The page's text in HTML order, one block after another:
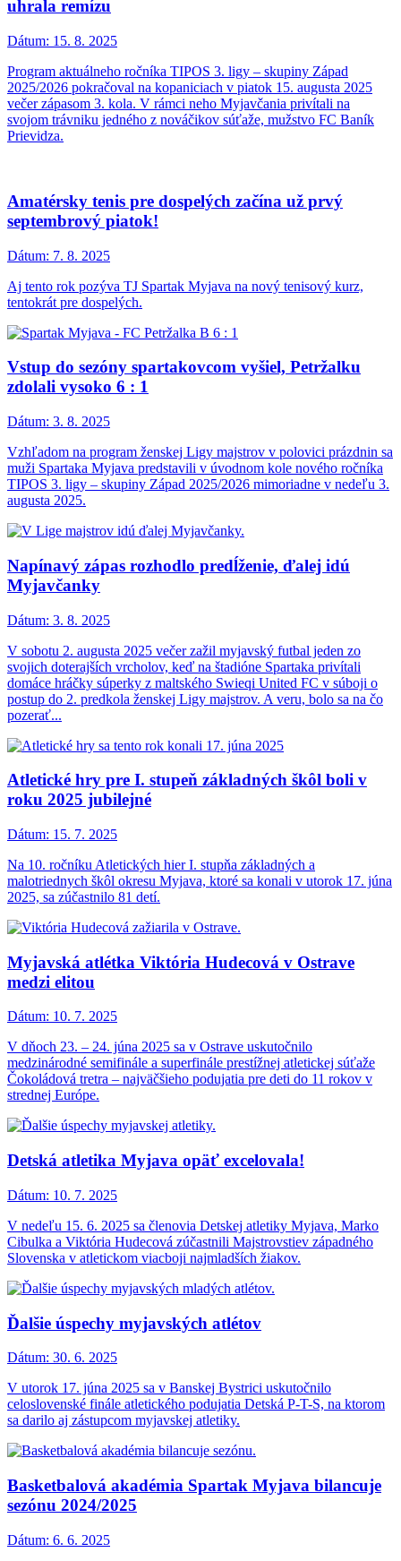
uhrala remízu
Dátum: 15. 8. 2025
Program aktuálneho ročníka TIPOS 3. ligy – skupiny Západ
2025/2026 pokračoval na kopaniciach v piatok 15. augusta 2025
večer zápasom 3. kola. V rámci neho Myjavčania privítali na
svojom trávniku jedného z nováčikov súťaže, mužstvo FC Baník
Prievidza.
Amatérsky tenis pre dospelých začína už prvý
septembrový piatok!
Dátum: 7. 8. 2025
Aj tento rok pozýva TJ Spartak Myjava na nový tenisový kurz,
tentokrát pre dospelých.
Vstup do sezóny spartakovcom vyšiel, Petržalku
zdolali vysoko 6 : 1
Dátum: 3. 8. 2025
Vzhľadom na program ženskej Ligy majstrov v polovici prázdnin sa
muži Spartaka Myjava predstavili v úvodnom kole nového ročníka
TIPOS 3. ligy – skupiny Západ 2025/2026 mimoriadne v nedeľu 3.
augusta 2025.
Napínavý zápas rozhodlo predĺženie, ďalej idú
Myjavčanky
Dátum: 3. 8. 2025
V sobotu 2. augusta 2025 večer zažil myjavský futbal jeden zo
svojich doterajších vrcholov, keď na štadióne Spartaka privítali
domáce hráčky súperky z maltského Swieqi United FC v súboji o
postup do 2. predkola ženskej Ligy majstrov. A veru, bolo sa na čo
pozerať...
Atletické hry pre I. stupeň základných škôl boli v
roku 2025 jubilejné
Dátum: 15. 7. 2025
Na 10. ročníku Atletických hier I. stupňa základných a
malotriednych škôl okresu Myjava, ktoré sa konali v utorok 17. júna
2025, sa zúčastnilo 81 detí.
Myjavská atlétka Viktória Hudecová v Ostrave
medzi elitou
Dátum: 10. 7. 2025
V dňoch 23. – 24. júna 2025 sa v Ostrave uskutočnilo
medzinárodné semifinále a superfinále prestížnej atletickej súťaže
Čokoládová tretra – najväčšieho podujatia pre deti do 11 rokov v
strednej Európe.
Detská atletika Myjava opäť excelovala!
Dátum: 10. 7. 2025
V nedeľu 15. 6. 2025 sa členovia Detskej atletiky Myjava, Marko
Cibulka a Viktória Hudecová zúčastnili Majstrovstiev západného
Slovenska v atletickom viacboji najmladších žiakov.
Ďalšie úspechy myjavských atlétov
Dátum: 30. 6. 2025
V utorok 17. júna 2025 sa v Banskej Bystrici uskutočnilo
celoslovenské finále atletického podujatia Detská P-T-S, na ktorom
sa darilo aj zástupcom myjavskej atletiky.
Basketbalová akadémia Spartak Myjava bilancuje
sezónu 2024/2025
Dátum: 6. 6. 2025